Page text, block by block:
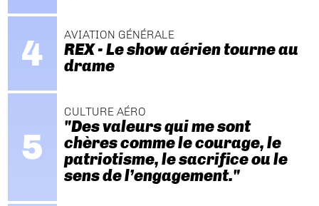
AVIATION GÉNÉRALE
REX - Le show aérien tourne au
drame
CULTURE AÉRO
"Des valeurs qui me sont
chères comme le courage, le
patriotisme, le sacrifice ou le
sens de l’engagement."